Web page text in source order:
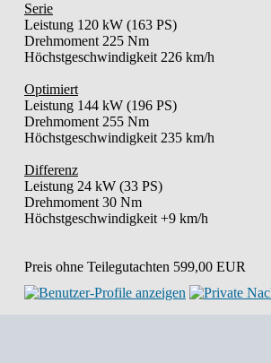
Serie
Leistung 120 kW (163 PS)
Drehmoment 225 Nm
Höchstgeschwindigkeit 226 km/h
Optimiert
Leistung 144 kW (196 PS)
Drehmoment 255 Nm
Höchstgeschwindigkeit 235 km/h
Differenz
Leistung 24 kW (33 PS)
Drehmoment 30 Nm
Höchstgeschwindigkeit +9 km/h
Preis ohne Teilegutachten 599,00 EUR